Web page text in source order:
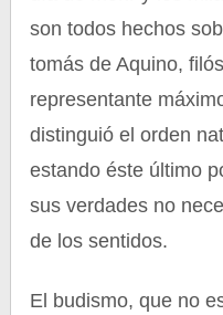
son todos hechos
tomás de Aquino,
representante
distinguió el orden
estando éste último
sus verdades no
de los sentidos.
El budismo, que no